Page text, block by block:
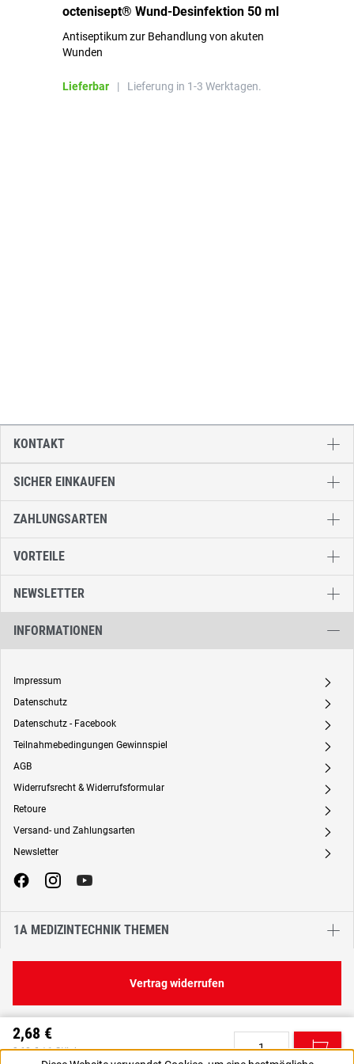
2,68 €
2,68 € / 1 Stück
C
octenisept® Wund-Desinfektion 50 ml
Antiseptikum zur Behandlung von akuten
Wunden
Lieferbar | Lieferung in 1-3 Werktagen.
SICHER EINKAUFEN
ZAHLUNGSARTEN
VORTEILE
NEWSLETTER
INFORMATIONEN
Impressum A
Datenschutz A
Datenschutz - Facebook A
Teilnahmebedingungen Gewinnspiel A
AGB A
Widerrufsrecht & Widerrufsformular A
Retoure A
Versand- und Zahlungsarten A
Newsletter A
1A MEDIZINTECHNIK THEMEN
KONTAKT
Vertrag widerrufen